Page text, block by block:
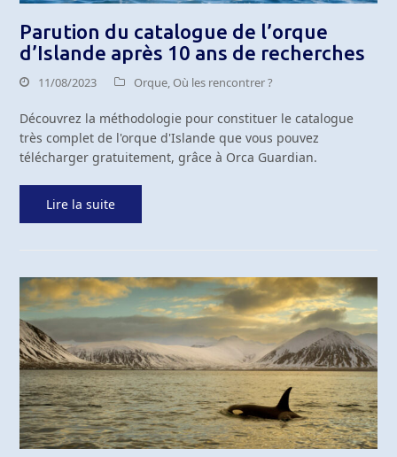
Parution du catalogue de l’orque
d’Islande après 10 ans de recherches
11/08/2023 Orque,Où les rencontrer ?
Découvrez la méthodologie pour constituer le catalogue
très complet de l'orque d'Islande que vous pouvez
télécharger gratuitement, grâce à Orca Guardian.
Lire la suite